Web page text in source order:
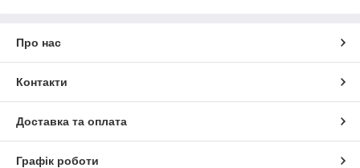
Про нас
Контакти
Доставка та оплата
Графік роботи